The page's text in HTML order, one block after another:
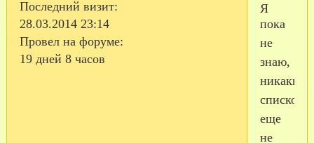
Последний визит:
28.03.2014 23:14
Провел на форуме:
19 дней 8 часов
Я
пока
не
знаю,
никаких
списков
еще
не